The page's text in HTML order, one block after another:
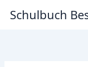
InhaltSchulbuch